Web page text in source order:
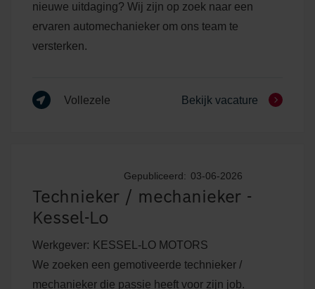
nieuwe uitdaging? Wij zijn op zoek naar een
ervaren automechanieker om ons team te
versterken.
Vollezele Bekijk vacature
Gepubliceerd: 03-06-2026
Technieker / mechanieker -
Kessel-Lo
Werkgever: KESSEL-LO MOTORS
We zoeken een gemotiveerde technieker /
mechanieker die passie heeft voor zijn job.